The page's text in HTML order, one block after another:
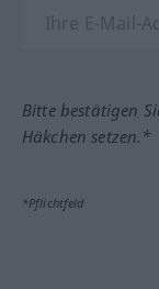
Bitte bestätigen
Häkchen setzen.*
*Pflichtfeld